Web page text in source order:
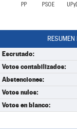
PP PSOE
Escrutado:
Votos contabilizados:
Abstenciones:
Votos nulos:
Votos en blanco: